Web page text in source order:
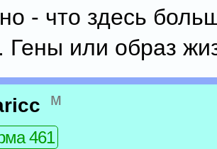
- что здесь
Гены или образ
м
461